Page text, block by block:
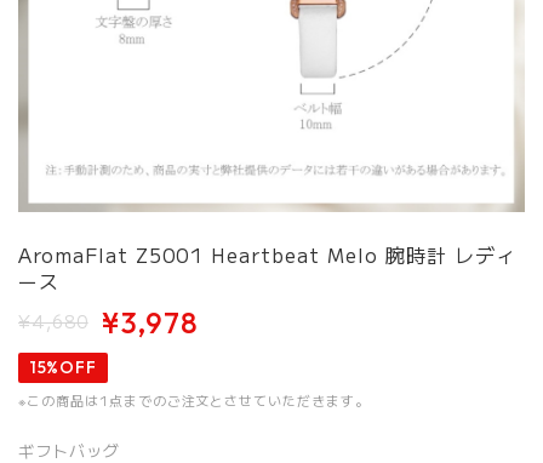
AromaFlat Z5001 Heartbeat Melo 腕時計 レディ
ース
¥4,680 ¥3,978
15%OFF
※この商品は1点までのご注文とさせていただきます。
ギフトバッグ